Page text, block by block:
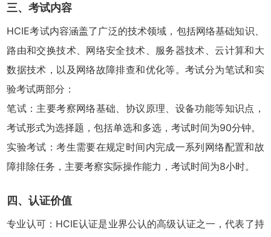
三、考试内容
HCIE考试内容涵盖了广泛的技术领域，包括网络基础知识、
路由和交换技术、网络安全技术、服务器技术、云计算和大
数据技术，以及网络故障排查和优化等。考试分为笔试和实
验考试两部分：
笔试：主要考察网络基础、协议原理、设备功能等知识点，
考试形式为选择题，包括单选和多选，考试时间为90分钟。
实验考试：考生需要在规定时间内完成一系列网络配置和故
障排除任务，主要考察实际操作能力，考试时间为8小时。
四、认证价值​
专业认可：HCIE认证是业界公认的高级认证之一，代表了持